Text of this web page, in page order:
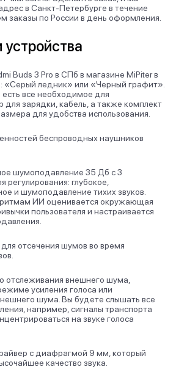
в Санкт-Петербурге в течение
заказы по России в день оформления.
Buds 3 Pro в СПб в магазине MiPiter в
«Серый ледник» или «Черный графит».
все необходимое для
для зарядки, кабель, а также комплект
для удобства использования.
беспроводных наушников
шумоподавление 35 Дб с 3
регулирования: глубокое,
и шумоподавление тихих звуков.
ИИ оценивается окружающая
пользователя и настраивается
отсечения шумов во время
отслеживания внешнего шума,
усиления голоса или
шума. Вы будете слышать все
например, сигналы транспорта
на звуке голоса
с диафрагмой 9 мм, который
качество звука.